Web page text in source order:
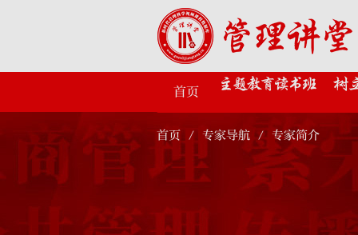
首页
首页 / 专家导航 / 专家简介